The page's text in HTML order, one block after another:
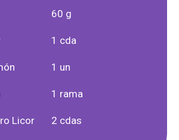
60 g
1 cda
1 un
1 rama
Licor 2 cdas